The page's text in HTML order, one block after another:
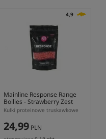
4,9
Mainline Response Range
Boilies - Strawberry Zest
Kulki proteinowe truskawkowe
24,99 PLN